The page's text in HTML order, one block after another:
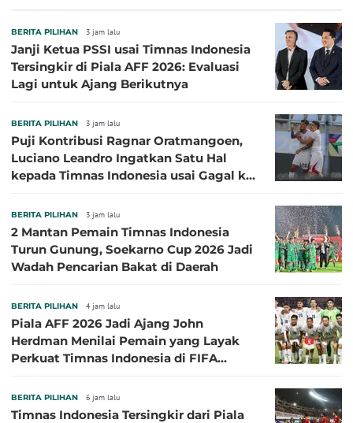
BERITA PILIHAN 3 jam lalu
Janji Ketua PSSI usai Timnas Indonesia
Tersingkir di Piala AFF 2026: Evaluasi
Lagi untuk Ajang Berikutnya
BERITA PILIHAN 3 jam lalu
Puji Kontribusi Ragnar Oratmangoen,
Luciano Leandro Ingatkan Satu Hal
kepada Timnas Indonesia usai Gagal ke
BERITA PILIHAN 3 jam lalu
2 Mantan Pemain Timnas Indonesia
Turun Gunung, Soekarno Cup 2026 Jadi
Wadah Pencarian Bakat di Daerah
BERITA PILIHAN 4 jam lalu
Piala AFF 2026 Jadi Ajang John
Herdman Menilai Pemain yang Layak
Perkuat Timnas Indonesia di FIFA
BERITA PILIHAN 6 jam lalu
Timnas Indonesia Tersingkir dari Piala